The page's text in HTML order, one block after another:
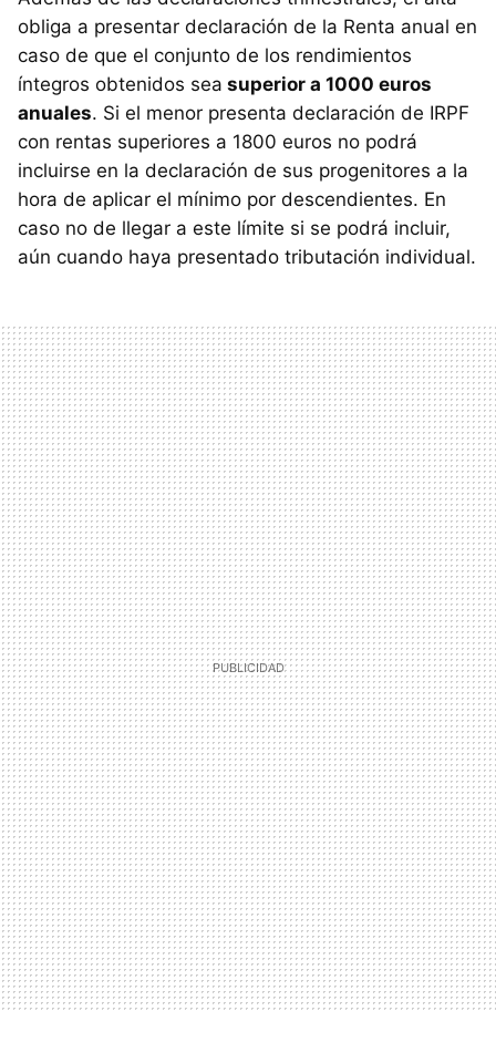
obliga a presentar declaración de la Renta anual en
caso de que el conjunto de los rendimientos
íntegros obtenidos sea superior a 1000 euros
anuales. Si el menor presenta declaración de IRPF
con rentas superiores a 1800 euros no podrá
incluirse en la declaración de sus progenitores a la
hora de aplicar el mínimo por descendientes. En
caso no de llegar a este límite si se podrá incluir,
aún cuando haya presentado tributación individual.